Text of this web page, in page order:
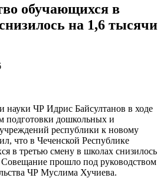
обучающихся в
на 1,6 тысячи
науки ЧР Идрис Байсултанов в ходе
подготовки дошкольных и
республики к новому
что в Чеченской Республике
в третью смену в школах снизилось
Совещание прошло под руководством
ЧР Муслима Хучиева.